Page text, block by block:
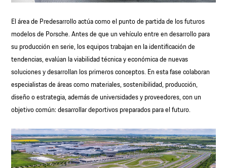
El área de Predesarrollo actúa como el punto de partida de los futuros
modelos de Porsche. Antes de que un vehículo entre en desarrollo para
su producción en serie, los equipos trabajan en la identificación de
tendencias, evalúan la viabilidad técnica y económica de nuevas
soluciones y desarrollan los primeros conceptos. En esta fase colaboran
especialistas de áreas como materiales, sostenibilidad, producción,
diseño o estrategia, además de universidades y proveedores, con un
objetivo común: desarrollar deportivos preparados para el futuro.